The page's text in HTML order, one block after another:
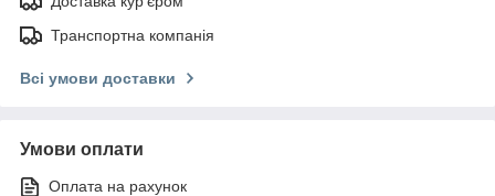
Транспортна компанія
Всі умови доставки
Умови оплати
Оплата на рахунок